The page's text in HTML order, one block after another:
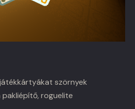
szörnyek
roguelite